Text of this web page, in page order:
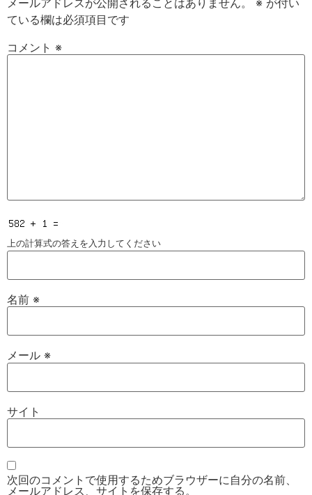
ている欄は必須項目です
コメント ※
上の計算式の答えを入力してください
名前 ※
メール ※
サイト
次回のコメントで使用するためブラウザーに自分の名前、
メールアドレス、サイトを保存する。